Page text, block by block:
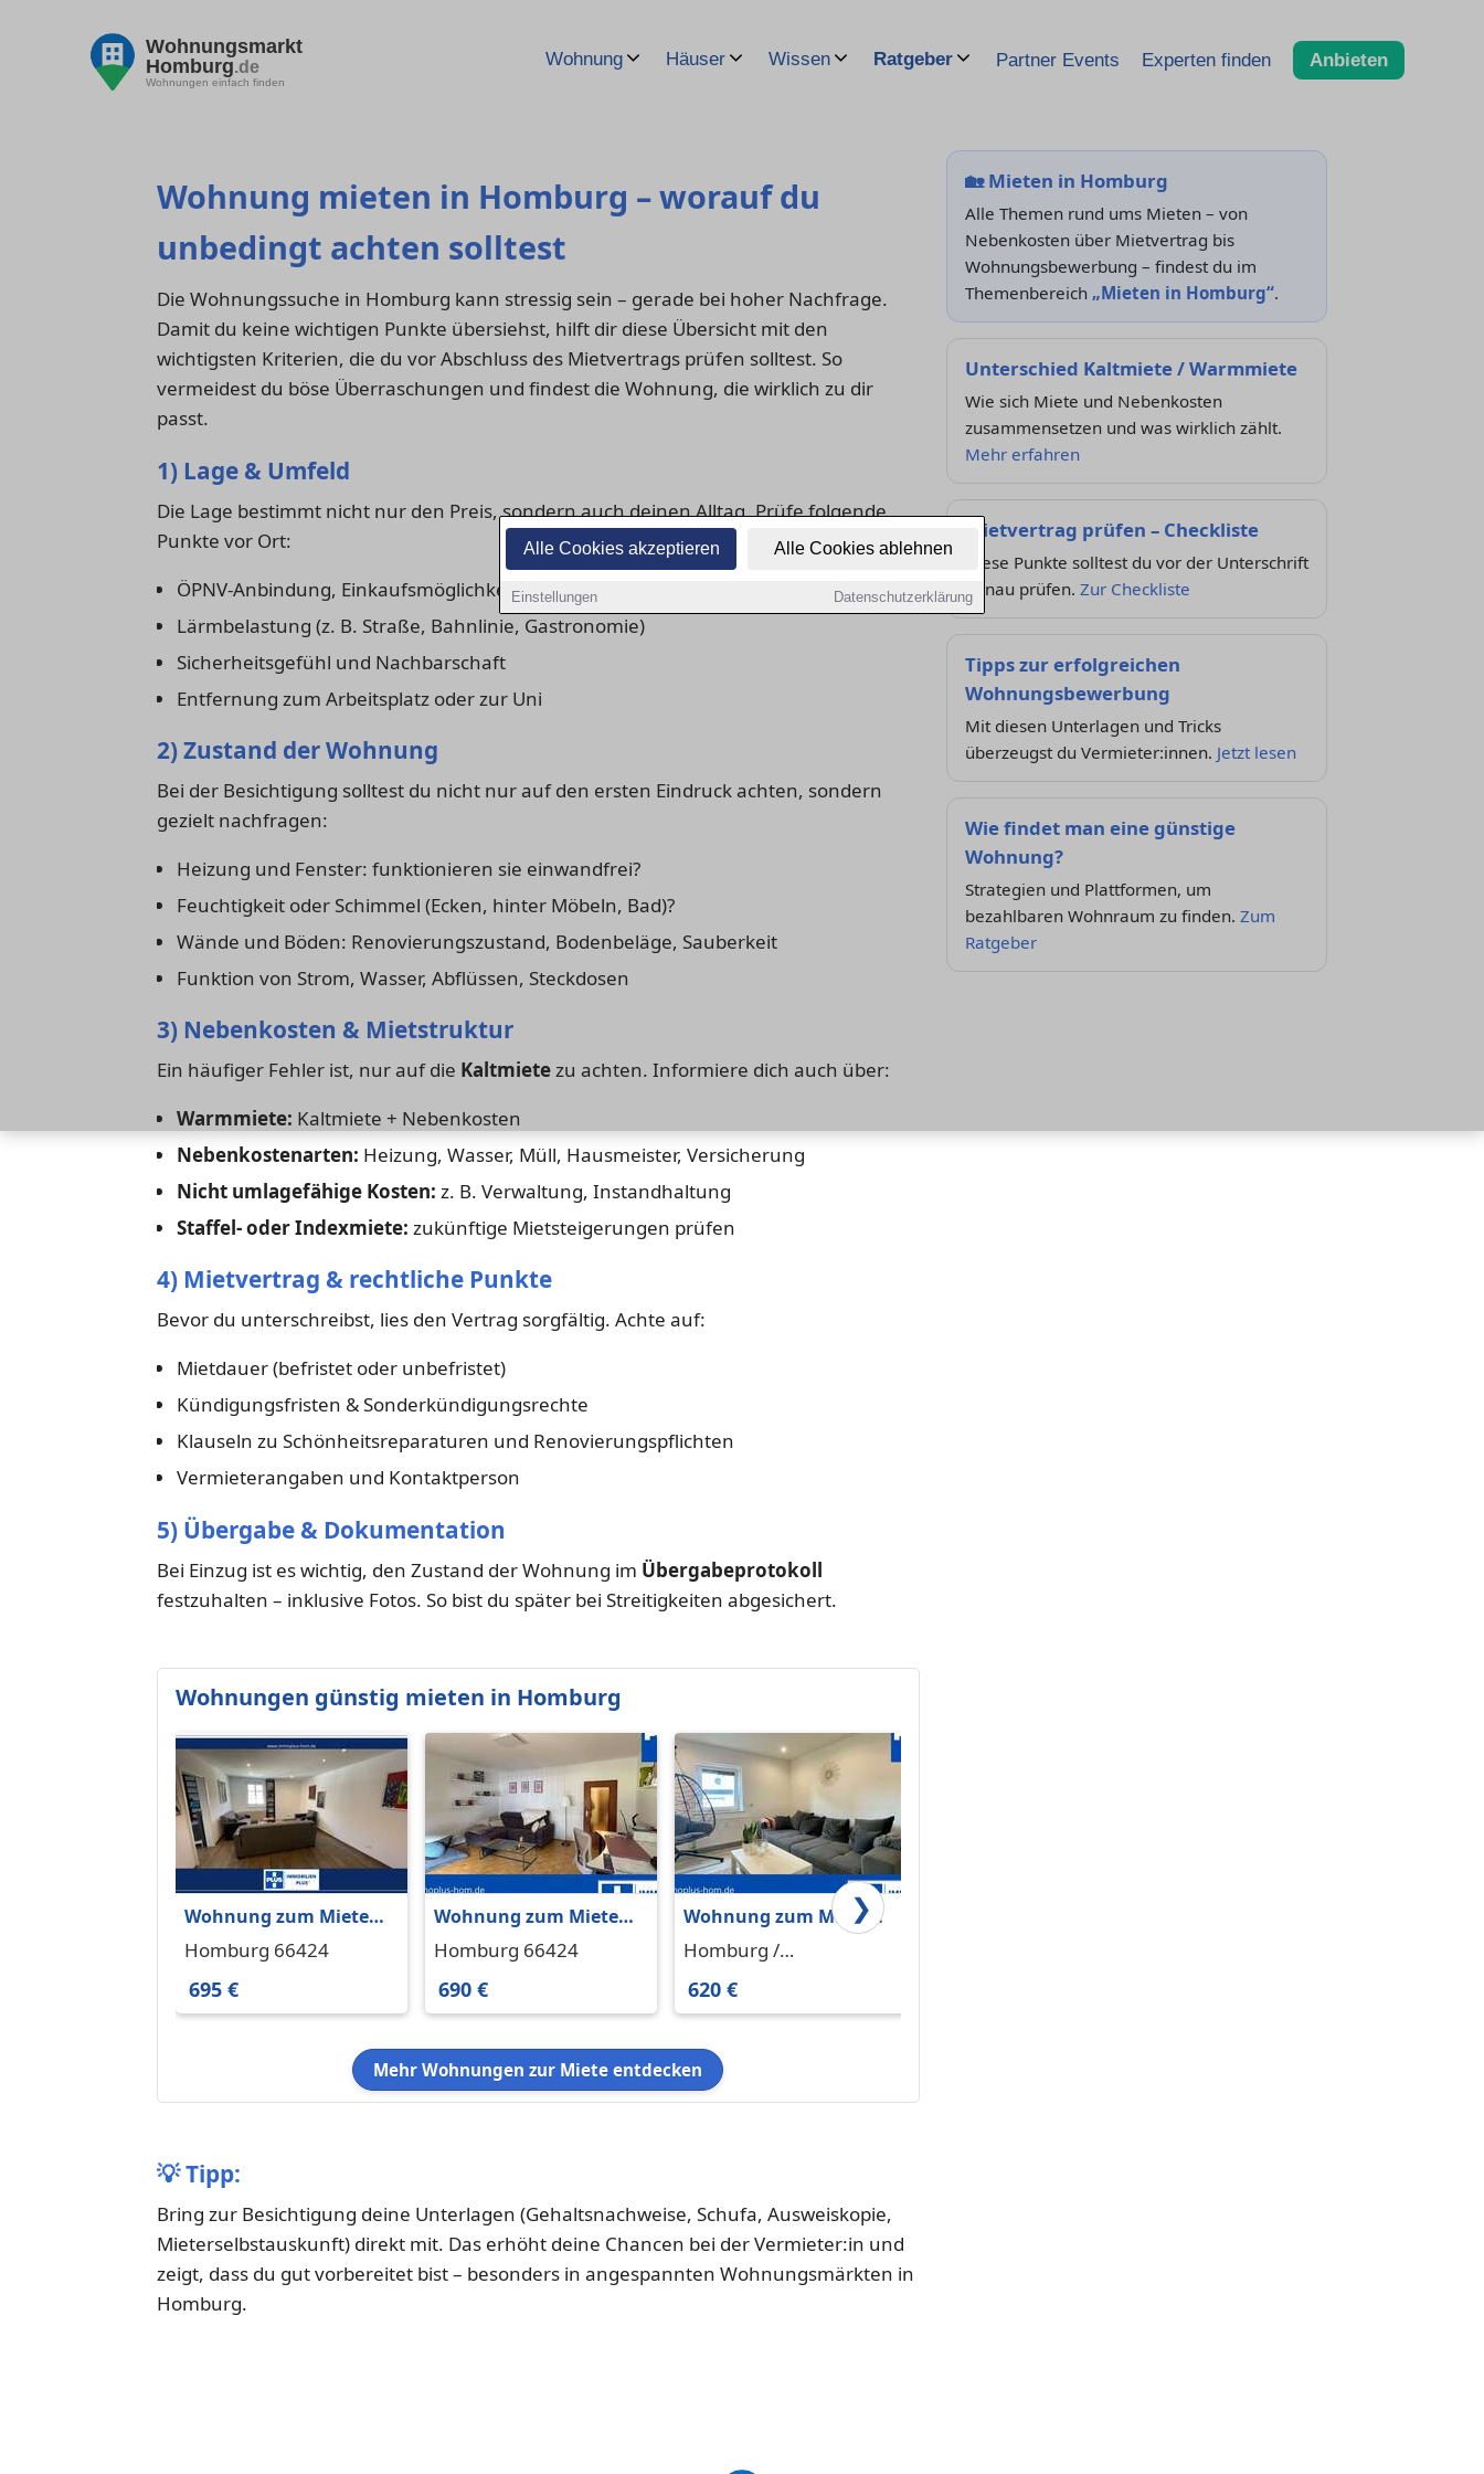
Alle Cookies akzeptieren Alle Cookies ablehnen
Einstellungen Datenschutzerklärung
Wohnungsmarkt
Homburg.de
Wohnungen einfach finden
Wohnung Häuser Wissen Ratgeber Partner Events Experten finden Anbieten
Wohnung mieten in Homburg – worauf du
unbedingt achten solltest
Die Wohnungssuche in Homburg kann stressig sein – gerade bei hoher Nachfrage.
Damit du keine wichtigen Punkte übersiehst, hilft dir diese Übersicht mit den
wichtigsten Kriterien, die du vor Abschluss des Mietvertrags prüfen solltest. So
vermeidest du böse Überraschungen und findest die Wohnung, die wirklich zu dir
passt.
1) Lage & Umfeld
Die Lage bestimmt nicht nur den Preis, sondern auch deinen Alltag. Prüfe folgende
Punkte vor Ort:
ÖPNV-Anbindung, Einkaufsmöglichkeiten, Schulen und Freizeitangebote
Lärmbelastung (z. B. Straße, Bahnlinie, Gastronomie)
Sicherheitsgefühl und Nachbarschaft
Entfernung zum Arbeitsplatz oder zur Uni
2) Zustand der Wohnung
Bei der Besichtigung solltest du nicht nur auf den ersten Eindruck achten, sondern
gezielt nachfragen:
Heizung und Fenster: funktionieren sie einwandfrei?
Feuchtigkeit oder Schimmel (Ecken, hinter Möbeln, Bad)?
Wände und Böden: Renovierungszustand, Bodenbeläge, Sauberkeit
Funktion von Strom, Wasser, Abflüssen, Steckdosen
3) Nebenkosten & Mietstruktur
Ein häufiger Fehler ist, nur auf die Kaltmietezu achten. Informiere dich auch über:
Warmmiete: Kaltmiete + Nebenkosten
Nebenkostenarten: Heizung, Wasser, Müll, Hausmeister, Versicherung
Nicht umlagefähige Kosten: z. B. Verwaltung, Instandhaltung
Staffel- oder Indexmiete: zukünftige Mietsteigerungen prüfen
4) Mietvertrag & rechtliche Punkte
Bevor du unterschreibst, lies den Vertrag sorgfältig. Achte auf:
Mietdauer (befristet oder unbefristet)
Kündigungsfristen & Sonderkündigungsrechte
Klauseln zu Schönheitsreparaturen und Renovierungspflichten
Vermieterangaben und Kontaktperson
5) Übergabe & Dokumentation
Bei Einzug ist es wichtig, den Zustand der Wohnung im Übergabeprotokoll
festzuhalten – inklusive Fotos. So bist du später bei Streitigkeiten abgesichert.
Wohnungen günstig mieten in Homburg
Wohnung zum Mieten
in Homburg 695 € 65 m²
Homburg 66424
695 €
Wohnung zum Mieten
in Homburg 690 € 74 m²
Homburg 66424
690 €
Wohnung zum Mieten
in Homburg
67 m²
Homburg /
Schwarzenacker 66424
620 €
❯
Mehr Wohnungen zur Miete entdecken
💡Tipp:
Bring zur Besichtigung deine Unterlagen (Gehaltsnachweise, Schufa, Ausweiskopie,
Mieterselbstauskunft) direkt mit. Das erhöht deine Chancen bei der Vermieter:in und
zeigt, dass du gut vorbereitet bist – besonders in angespannten Wohnungsmärkten in
Homburg.
🏡Mieten in Homburg
Alle Themen rund ums Mieten – von
Nebenkosten über Mietvertrag bis
Wohnungsbewerbung – findest du im
Themenbereich „Mieten in Homburg“.
Unterschied Kaltmiete / Warmmiete
Wie sich Miete und Nebenkosten
zusammensetzen und was wirklich zählt.
Mehr erfahren
Mietvertrag prüfen – Checkliste
Diese Punkte solltest du vor der Unterschrift
genau prüfen. Zur Checkliste
Tipps zur erfolgreichen
Wohnungsbewerbung
Mit diesen Unterlagen und Tricks
überzeugst du Vermieter:innen. Jetzt lesen
Wie findet man eine günstige
Wohnung?
Strategien und Plattformen, um
bezahlbaren Wohnraum zu finden. Zum
Ratgeber